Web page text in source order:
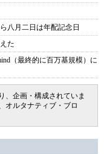
八月二日は年配記念日
た
（最終的に百万基規模）に
、企画・構成されていま
オルタナティブ・ブロ